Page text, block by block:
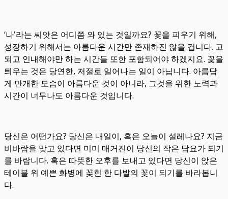
‘나'라는 씨앗은 어디쯤 와 있는 것일까요? 꽃을 피우기 위해,
성장하기 위해서는 아름다운 시간만 존재하진 않을 겁니다. 고
되고 인내해야만 하는 시간들 또한 포함되어야 하겠지요. 꽃을
틔우는 것은 당연한, 저절로 일어나는 일이 아닙니다. 아름답
게 만개한 모습이 아름다운 것이 아니라, 그것을 위한 노력과
시간이 너무나도 아름다운 것입니다.
당신은 어떤가요? 당신은 내일이, 혹은 오늘이 설레나요? 지금
비바람을 맞고 있다면 미미 매거진이 당신의 작은 담요가 되기
를 바랍니다. 혹은 따뜻한 오후를 보내고 있다면 당신이 앉은
테이블 위 예쁜 화병에 꽂힌 한 다발의 꽃이 되기를 바라봅니
다.